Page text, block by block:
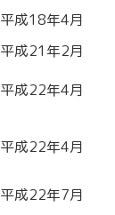
平成18年4月
平成21年2月
平成22年4月
平成22年4月
平成22年7月